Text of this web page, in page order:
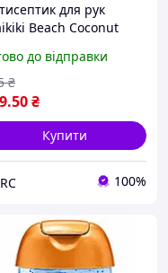
для рук
Beach Coconut
до відправки
.50₴
₴
Купити
100%